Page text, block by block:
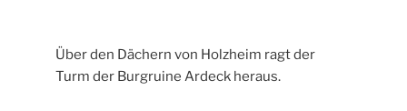
Über den Dächern von Holzheim ragt der
Turm der Burgruine Ardeck heraus.